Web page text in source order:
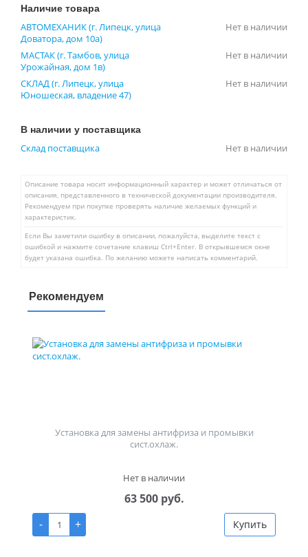
Наличие товара
АВТОМЕХАНИК (г. Липецк, улица
Доватора, дом 10а)
Нет в наличии
МАСТАК (г. Тамбов, улица
Урожайная, дом 1в)
Нет в наличии
СКЛАД (г. Липецк, улица
Юношеская, владение 47)
Нет в наличии
В наличии у поставщика
Склад поставщика Нет в наличии
Описание товара носит информационный характер и может отличаться от
описания, представленного в технической документации производителя.
Рекомендуем при покупке проверять наличие желаемых функций и
характеристик.
Если Вы заметили ошибку в описании, пожалуйста, выделите текст с
ошибкой и нажмите сочетание клавиш Ctrl+Enter. В открывшемся окне
будет указана ошибка. По желанию можете написать комментарий.
Рекомендуем
Установка для замены антифриза и промывки
сист.охлаж.
Нет в наличии
63 500 руб.
-
+ Купить